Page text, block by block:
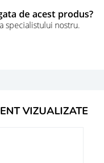
de acest produs?
specialistului nostru.
VIZUALIZATE